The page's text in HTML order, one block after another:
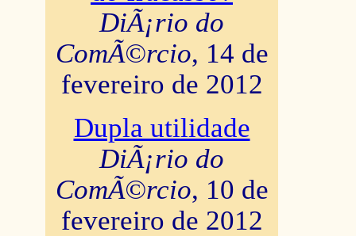
DiÃ¡rio do
ComÃ©rcio, 14 de
fevereiro de 2012
Dupla utilidade
DiÃ¡rio do
ComÃ©rcio, 10 de
fevereiro de 2012